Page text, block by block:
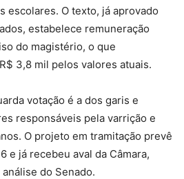
escolares. O texto, já aprovado
estabelece remuneração
do magistério, o que
3,8 mil pelos valores atuais.
votação é a dos garis e
responsáveis pela varrição e
O projeto em tramitação prevê
e já recebeu aval da Câmara,
do Senado.